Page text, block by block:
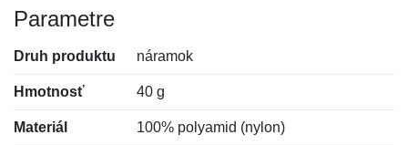
Parametre
Druh produktu náramok
Hmotnosť 40 g
Materiál 100% polyamid (nylon)